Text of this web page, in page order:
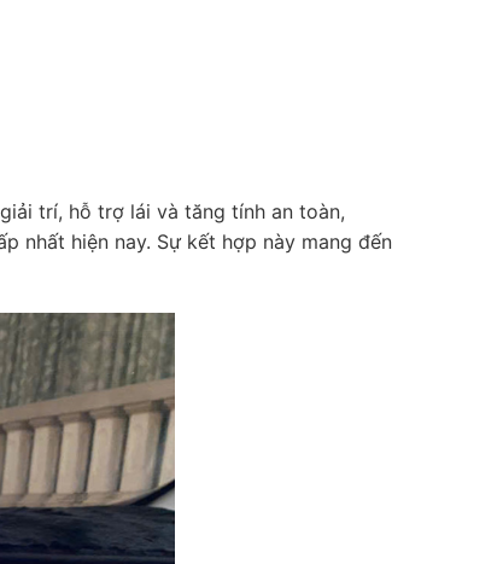
trí, hỗ trợ lái và tăng tính an toàn,
nhất hiện nay. Sự kết hợp này mang đến